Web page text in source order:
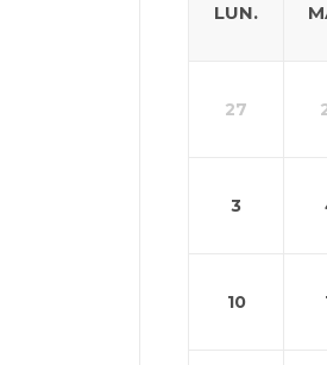
LUN.
27
3
10